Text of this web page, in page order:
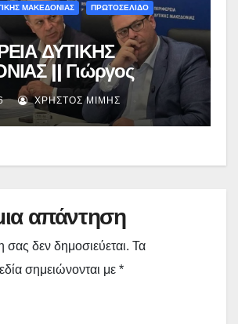
ΜΑΚΕΔΟΝΙΑΣ ΠΡΩΤΟΣΕΛΙΔΟ
ΔΥΤΙΚΗΣ
|| Γιώργος
για Φράγμα
«Η δέσμευσή μας
με εξασφαλισμένη
ΧΡΉΣΤΟΣ ΜΊΜΗΣ
απάντηση
σας δεν δημοσιεύεται. Τα
σημειώνονται με *